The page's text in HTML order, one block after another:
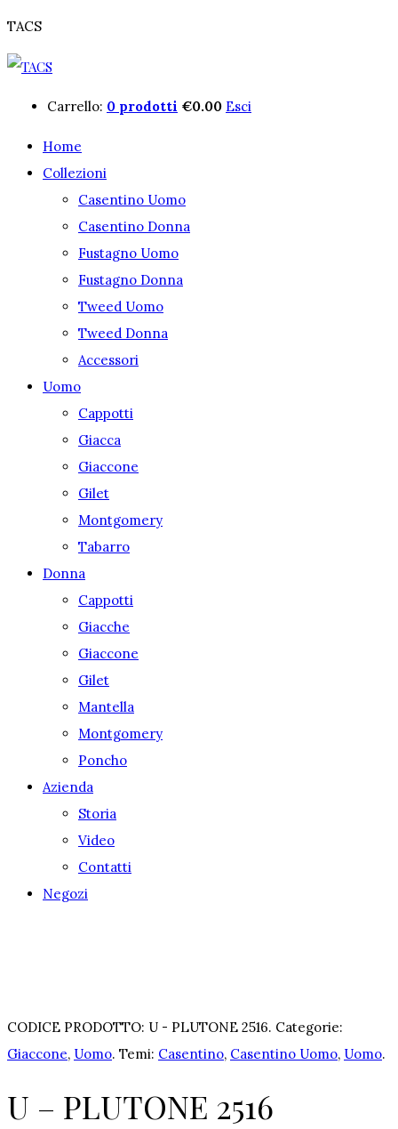
TACS
Carrello: 0 prodotti €0.00 Esci
Home
Collezioni
Casentino Uomo
Casentino Donna
Fustagno Uomo
Fustagno Donna
Tweed Uomo
Tweed Donna
Accessori
Uomo
Cappotti
Giacca
Giaccone
Gilet
Montgomery
Tabarro
Donna
Cappotti
Giacche
Giaccone
Gilet
Mantella
Montgomery
Poncho
Azienda
Storia
Video
Contatti
Negozi
CODICE PRODOTTO: U - PLUTONE 2516. Categorie:
Giaccone, Uomo. Temi: Casentino, Casentino Uomo, Uomo.
U – PLUTONE 2516